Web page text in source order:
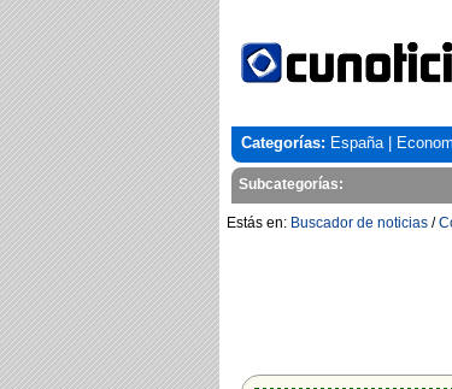
Categorías: España|
Subcategorías:
Estás en: Buscador de noticias /